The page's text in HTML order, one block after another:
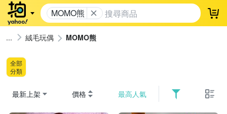
MOMO熊 登
絨毛玩偶 MOMO熊
全部
分類
最新上架 價格 最高人氣